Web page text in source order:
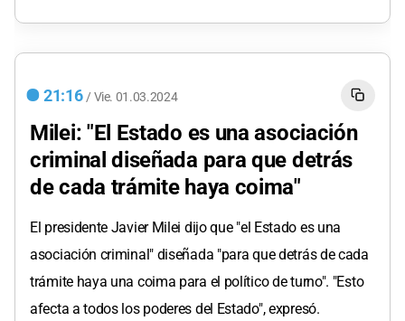
21:16 / Vie. 01.03.2024
Milei: "El Estado es una asociación
criminal diseñada para que detrás
de cada trámite haya coima"
El presidente Javier Milei dijo que "el Estado es una
asociación criminal" diseñada "para que detrás de cada
trámite haya una coima para el político de turno". "Esto
afecta a todos los poderes del Estado", expresó.